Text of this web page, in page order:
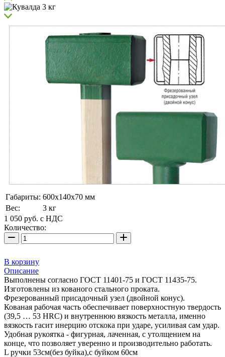
Габариты: 600x140x70 мм
Вес:
3 кг
1 050 руб. с НДС
Количество:
В корзину
Описание
Выполнены согласно ГОСТ 11401-75 и ГОСТ 11435-75.
Изготовлены из кованого стального проката.
Фрезерованный присадочный узел (двойной конус).
Кованая рабочая часть обеспечивает поверхностную твердость
(39,5 … 53 HRC) и внутреннюю вязкость металла, именно
вязкость гасит инерцию отскока при ударе, усиливая сам удар.
Удобная рукоятка - фигурная, лаченная, с утолщением на
конце, что позволяет уверенно и производительно работать.
L ручки 53см(без буйка),с буйком 60см